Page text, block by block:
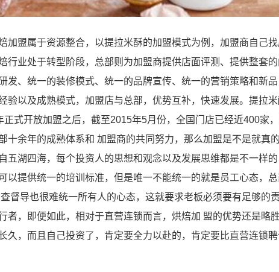
加盟属于资源整合，以提拉米酥的加盟模式为例，加盟商自己找
行业处于转型阶段，总部则为加盟商提供店面评测、提供整套的
发、统一的装修模式、统一的品牌宣传、统一的营销策略和新
验以及成熟模式，加盟店与总部，优势互补，快速发展。提拉
式开放加盟之后，截至2015年5月份，全国门店已经近400家
十余年的成熟体系和 加盟商的共同努力，那么加盟是不是就真
五湖四海，每个投资人的思想和观念以及发展思维都是不一样
以提供统一的培训标准，但是唯一不能统一的就是员工心态，
督导也很难统一所有人的心态，这就要求老板必须要有足够的责
者，即便如此，相对于直营连锁而言，烘焙加 盟的优势还是略
久，而且自己投资了，肯定要全力以赴的，肯定要比直营连锁